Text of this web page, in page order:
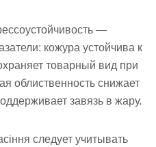
—
кожура устойчива к
товарный вид при
облиственность снижает
завязь в жару.
следует учитывать